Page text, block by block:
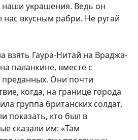
наши украшения. Ведь он
вкусным рабри. Не ругай
Гаура-Нитай на Враджа-
паланкине, вместе с
Они почти
когда, на границе города
группа британских солдат,
показать, кто был в
сказали им: «Там